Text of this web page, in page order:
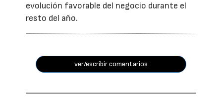
evolución favorable del negocio durante el
resto del año.
ver/escribir comentarios